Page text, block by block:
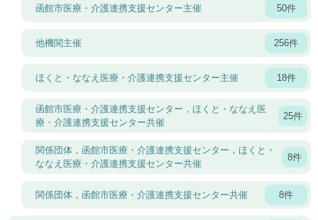
函館市医療・介護連携支援センター主催 50件
他機関主催 256件
ほくと・ななえ医療・介護連携支援センター主催 18件
函館市医療・介護連携支援センター，ほくと・ななえ医
療・介護連携支援センター共催
25件
関係団体，函館市医療・介護連携支援センター，ほくと・
ななえ医療・介護連携支援センター共催
8件
関係団体，函館市医療・介護連携支援センター共催 8件